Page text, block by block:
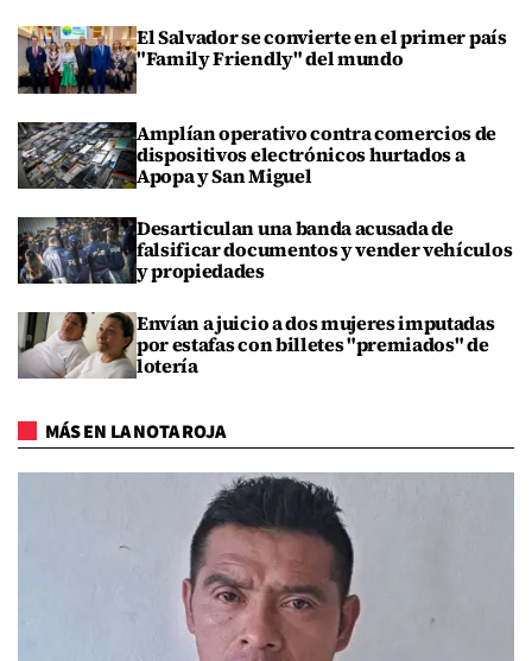
El Salvador se convierte en el primer país
"Family Friendly" del mundo
Amplían operativo contra comercios de
dispositivos electrónicos hurtados a
Apopa y San Miguel
Desarticulan una banda acusada de
falsificar documentos y vender vehículos
y propiedades
Envían a juicio a dos mujeres imputadas
por estafas con billetes "premiados" de
lotería
MÁS EN LA NOTA ROJA